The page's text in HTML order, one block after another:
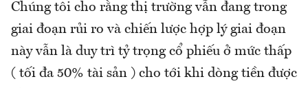
Chúng tôi cho rằng thị trường vẫn đang trong
giai đoạn rủi ro và chiến lược hợp lý giai đoạn
này vẫn là duy trì tỷ trọng cổ phiếu ở mức thấp
( tối đa 50% tài sản ) cho tới khi dòng tiền được